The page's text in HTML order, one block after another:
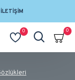
İLETIŞIM
0 0